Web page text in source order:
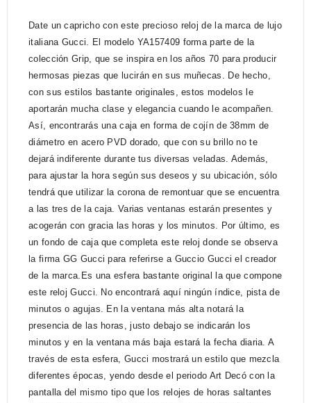
Date un capricho con este precioso reloj de la marca de lujo
italiana Gucci. El modelo YA157409 forma parte de la
colección Grip, que se inspira en los años 70 para producir
hermosas piezas que lucirán en sus muñecas. De hecho,
con sus estilos bastante originales, estos modelos le
aportarán mucha clase y elegancia cuando le acompañen.
Así, encontrarás una caja en forma de cojín de 38mm de
diámetro en acero PVD dorado, que con su brillo no te
dejará indiferente durante tus diversas veladas. Además,
para ajustar la hora según sus deseos y su ubicación, sólo
tendrá que utilizar la corona de remontuar que se encuentra
a las tres de la caja. Varias ventanas estarán presentes y
acogerán con gracia las horas y los minutos. Por último, es
un fondo de caja que completa este reloj donde se observa
la firma GG Gucci para referirse a Guccio Gucci el creador
de la marca.Es una esfera bastante original la que compone
este reloj Gucci. No encontrará aquí ningún índice, pista de
minutos o agujas. En la ventana más alta notará la
presencia de las horas, justo debajo se indicarán los
minutos y en la ventana más baja estará la fecha diaria. A
través de esta esfera, Gucci mostrará un estilo que mezcla
diferentes épocas, yendo desde el periodo Art Decó con la
pantalla del mismo tipo que los relojes de horas saltantes